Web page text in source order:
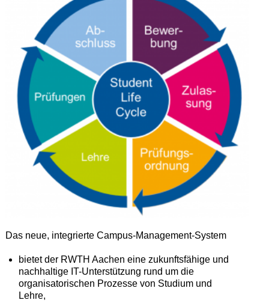
Das neue, integrierte Campus-Management-System
bietet der RWTH Aachen eine zukunftsfähige und
nachhaltige IT-Unterstützung rund um die
organisa­torischen Prozesse von Studium und
Lehre,